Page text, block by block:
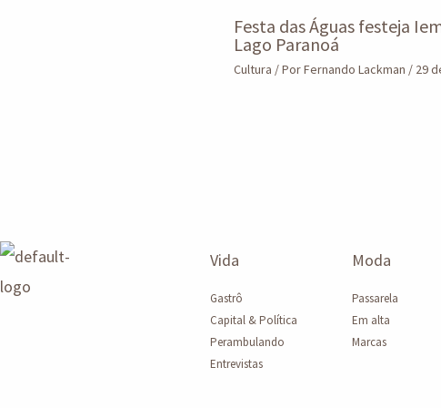
Festa das Águas festeja
Lago Paranoá
Cultura / PorFernando Lackman / 29
Vida
Gastrô
Capital & Política
Perambulando
Entrevistas
Moda
Passarela
Em alta
Marcas